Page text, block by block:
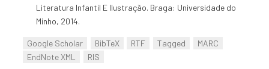
Literatura Infantil E Ilustração. Braga: Universidade do
Minho, 2014.
Google Scholar BibTeX RTF Tagged
MARC
EndNote XML
RIS